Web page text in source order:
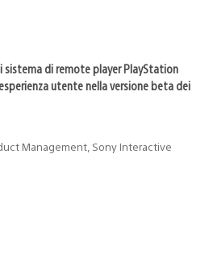
sistema di remote player PlayStation
utente nella versione beta dei
Management, Sony Interactive